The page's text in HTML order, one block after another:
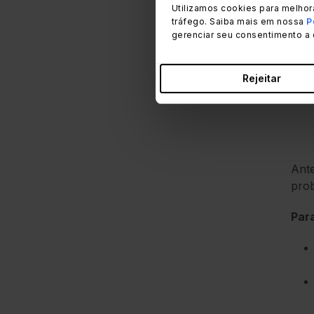
Utilizamos cookies para
tráfego. Saiba mais em nossa
gerenciar seu consentimento a
Rejeitar